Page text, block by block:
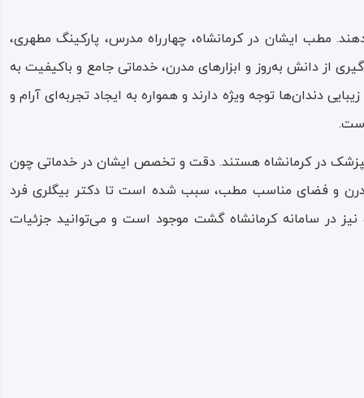
مطب ایشان در کرمانشاه، چهارراه مدرس، پارکینگ مطهری،
از دانش به‌روز و ابزارهای مدرن، خدماتی جامع و باکیفیت به
دندان‌ها توجه ویژه دارند و همواره به ایجاد تجربه‌ای آرام و
در کرمانشاه هستند. دقت و تخصص ایشان در خدماتی چون
مدرن و فضای مناسب مطب، سبب شده است تا دکتر بیگلری فرد
نیز در سامانه کرمانشاه گشت موجود است و می‌توانید جزئیات